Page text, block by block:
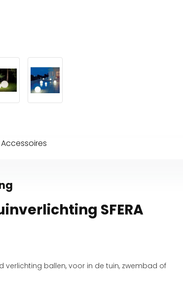
Accessoires
SFERA
verlichting ballen, voor in de tuin, zwembad of